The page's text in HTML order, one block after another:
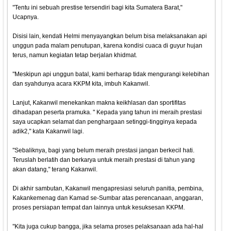
"Tentu ini sebuah prestise tersendiri bagi kita Sumatera Barat,"
Ucapnya.
Disisi lain, kendati Helmi menyayangkan belum bisa melaksanakan api
unggun pada malam penutupan, karena kondisi cuaca di guyur hujan
terus, namun kegiatan tetap berjalan khidmat.
"Meskipun api unggun batal, kami berharap tidak mengurangi kelebihan
dan syahdunya acara KKPM kita, imbuh Kakanwil.
Lanjut, Kakanwil menekankan makna keikhlasan dan sportifitas
dihadapan peserta pramuka. " Kepada yang tahun ini meraih prestasi
saya ucapkan selamat dan penghargaan setinggi-tingginya kepada
adik2," kata Kakanwil lagi.
"Sebaliknya, bagi yang belum meraih prestasi jangan berkecil hati.
Teruslah berlatih dan berkarya untuk meraih prestasi di tahun yang
akan datang," terang Kakanwil.
Di akhir sambutan, Kakanwil mengapresiasi seluruh panitia, pembina,
Kakankemenag dan Kamad se-Sumbar atas perencanaan, anggaran,
proses persiapan tempat dan lainnya untuk kesuksesan KKPM.
"Kita juga cukup bangga, jika selama proses pelaksanaan ada hal-hal